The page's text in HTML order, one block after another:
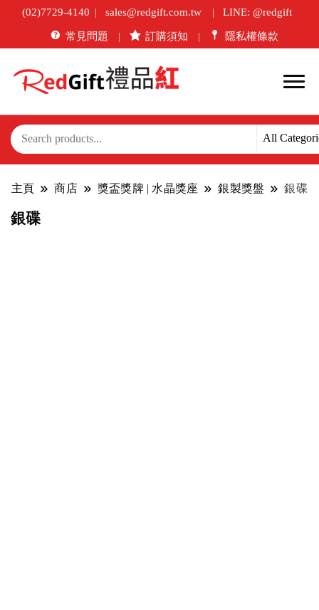
(02)7729-4140 sales@redgift.com.tw LINE: @redgift
常見問題 訂購須知 隱私權條款
主頁 商店 獎盃獎牌 | 水晶獎座 銀製獎盤 銀碟
銀碟